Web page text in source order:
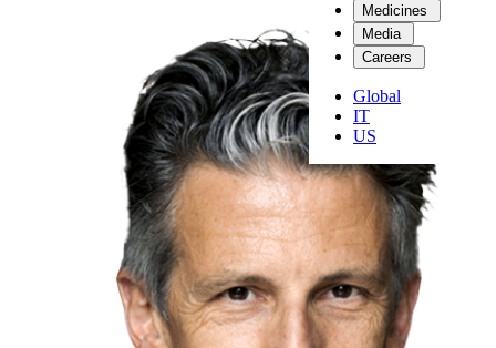
Medicines
Media
Careers
Global
IT
US